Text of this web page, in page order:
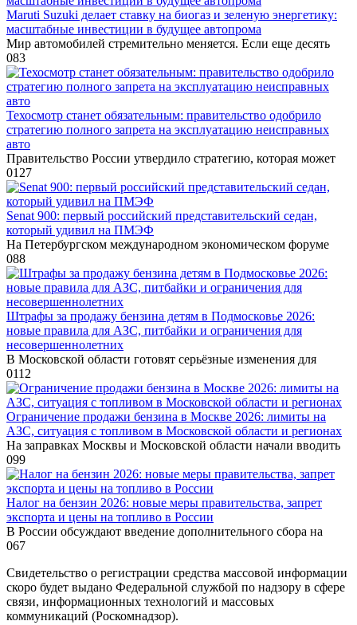
Maruti Suzuki делает ставку на биогаз и зеленую энергетику:
масштабные инвестиции в будущее автопрома
Мир автомобилей стремительно меняется. Если еще десять
083
Техосмотр станет обязательным: правительство одобрило
стратегию полного запрета на эксплуатацию неисправных
авто
Правительство России утвердило стратегию, которая может
0127
Senat 900: первый российский представительский седан,
который удивил на ПМЭФ
На Петербургском международном экономическом форуме
088
Штрафы за продажу бензина детям в Подмосковье 2026:
новые правила для АЗС, питбайки и ограничения для
несовершеннолетних
В Московской области готовят серьёзные изменения для
0112
Ограничение продажи бензина в Москве 2026: лимиты на
АЗС, ситуация с топливом в Московской области и регионах
На заправках Москвы и Московской области начали вводить
099
Налог на бензин 2026: новые меры правительства, запрет
экспорта и цены на топливо в России
В России обсуждают введение дополнительного сбора на
067
Свидетельство о регистрации средства массовой информации
скоро будет выдано Федеральной службой по надзору в сфере
связи, информационных технологий и массовых
коммуникаций (Роскомнадзор).